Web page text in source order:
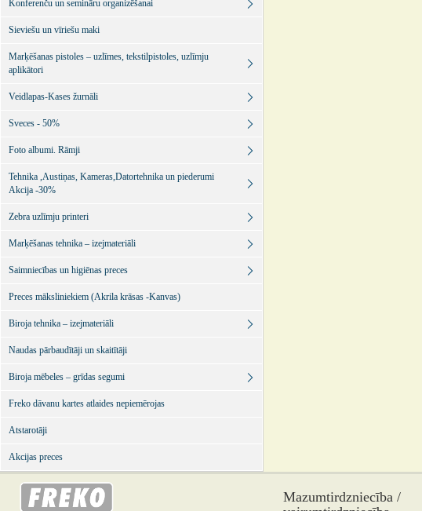
Konferenču un semināru organizēšanai
Sieviešu un vīriešu maki
Marķēšanas pistoles – uzlīmes, tekstilpistoles, uzlīmju
aplikātori
Veidlapas-Kases žurnāli
Sveces - 50%
Foto albumi. Rāmji
Tehnika ,Austiņas, Kameras,Datortehnika un piederumi
Akcija -30%
Zebra uzlīmju printeri
Marķēšanas tehnika – izejmateriāli
Saimniecības un higiēnas preces
Preces māksliniekiem (Akrila krāsas -Kanvas)
Biroja tehnika – izejmateriāli
Naudas pārbaudītāji un skaitītāji
Biroja mēbeles – grīdas segumi
Freko dāvanu kartes atlaides nepiemērojas
Atstarotāji
Akcijas preces
Mazumtirdzniecība /